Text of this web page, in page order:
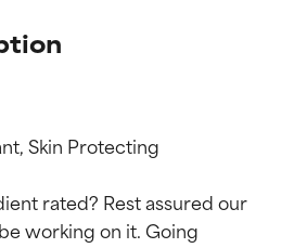
Skin Protecting
rated? Rest assured our
working on it. Going